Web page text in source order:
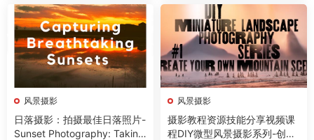
y Cummins
风景摄影
日落摄影：拍摄最佳日落照片-
Sunset Photography: Taking
风景摄影
摄影教程资源技能分享视频课
程DIY微型风景摄影系列-创建